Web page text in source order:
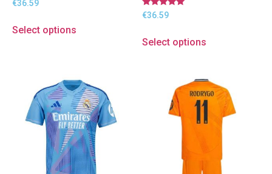
€36.59
Select options
Ocenjeno
5.00
€36.59
Select options